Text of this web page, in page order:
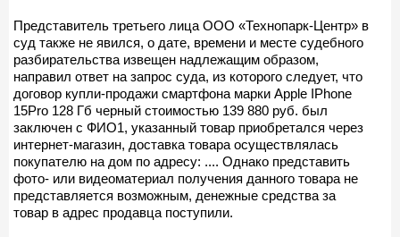
Представитель третьего лица ООО «Технопарк-Центр» в
суд также не явился, о дате, времени и месте судебного
разбирательства извещен надлежащим образом,
направил ответ на запрос суда, из которого следует, что
договор купли-продажи смартфона марки Apple IPhone
15Pro 128 Гб черный стоимостью 139 880 руб. был
заключен с ФИО1, указанный товар приобретался через
интернет-магазин, доставка товара осуществлялась
покупателю на дом по адресу: .... Однако представить
фото- или видеоматериал получения данного товара не
представляется возможным, денежные средства за
товар в адрес продавца поступили.